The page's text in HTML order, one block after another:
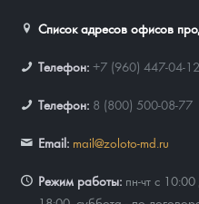
Список адресов офисов
Телефон: +7 (960) 447-04-12
Телефон: 8 (800) 500-08-77
Email: mail@zoloto-md.ru
Режим работы: пн-чт с